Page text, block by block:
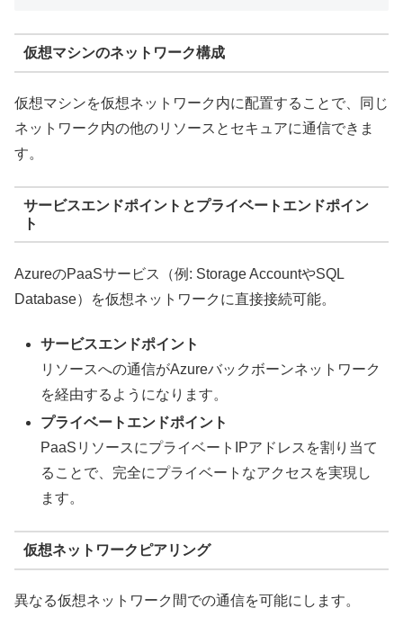
仮想マシンのネットワーク構成
仮想マシンを仮想ネットワーク内に配置することで、同じ
ネットワーク内の他のリソースとセキュアに通信できま
す。
サービスエンドポイントとプライベートエンドポイン
ト
AzureのPaaSサービス（例: Storage AccountやSQL
Database）を仮想ネットワークに直接接続可能。
サービスエンドポイント
リソースへの通信がAzureバックボーンネットワーク
を経由するようになります。
プライベートエンドポイント
PaaSリソースにプライベートIPアドレスを割り当て
ることで、完全にプライベートなアクセスを実現し
ます。
仮想ネットワークピアリング
異なる仮想ネットワーク間での通信を可能にします。